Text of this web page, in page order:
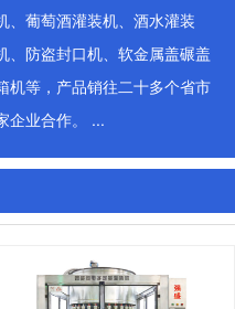
、葡萄酒灌装机、酒水灌装
、防盗封口机、软金属盖碾盖
机等，产品销往二十多个省市
企业合作。 ...